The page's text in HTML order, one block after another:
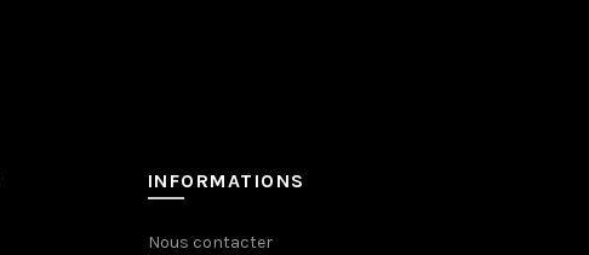
INFORMATIONS
Nous contacter